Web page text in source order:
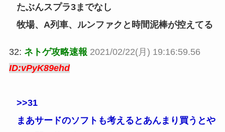
たぶんスプラ3までなし
牧場、A列車、ルンファクと時間泥棒が控えてる
32: ネトゲ攻略速報 2021/02/22(月) 19:16:59.56
ID:vPyK89ehd
>>31
まあサードのソフトも考えるとあんまり買うとや